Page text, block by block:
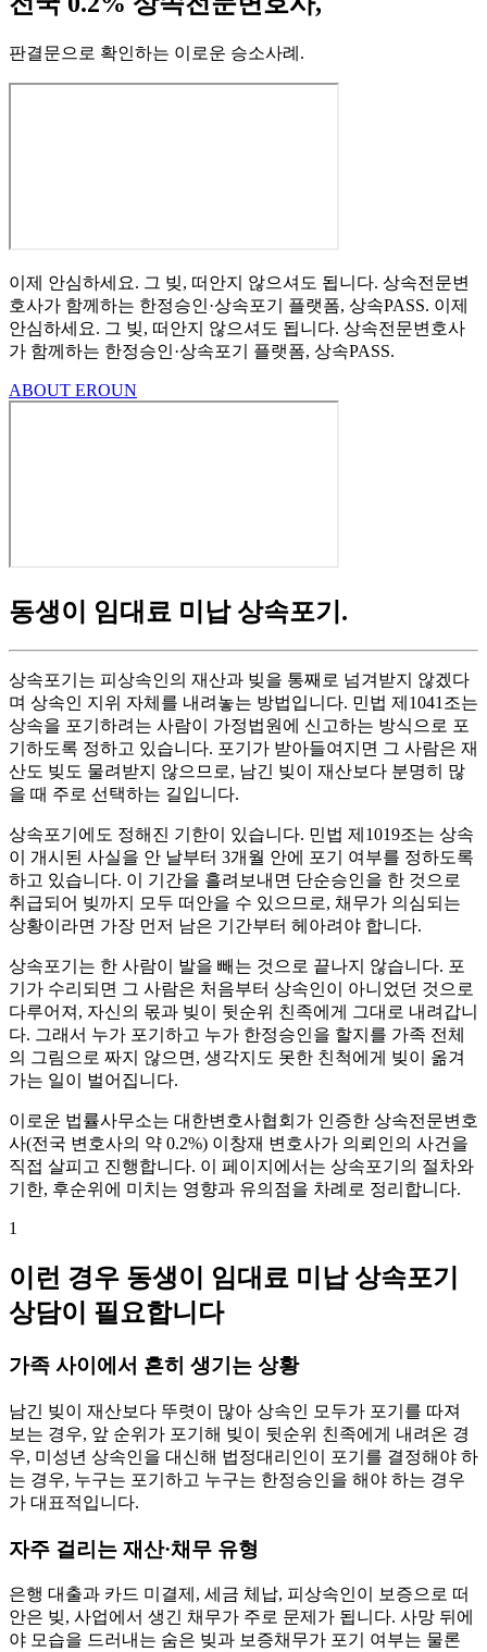
판결문으로 확인하는 이로운 승소사례 .
이제 안심하세요. 그 빚, 떠안지 않으셔도 됩니다. 상속전문변
호사가 함께하는 한정승인·상속포기 플랫폼, 상속PASS. 이제
안심하세요. 그 빚, 떠안지 않으셔도 됩니다. 상속전문변호사
가 함께하는 한정승인·상속포기 플랫폼, 상속PASS.
ABOUT EROUN
동생이 임대료 미납 상속포기 .
상속포기는 피상속인의 재산과 빚을 통째로 넘겨받지 않겠다
며 상속인 지위 자체를 내려놓는 방법입니다. 민법 제1041조는
상속을 포기하려는 사람이 가정법원에 신고하는 방식으로 포
기하도록 정하고 있습니다. 포기가 받아들여지면 그 사람은 재
산도 빚도 물려받지 않으므로, 남긴 빚이 재산보다 분명히 많
을 때 주로 선택하는 길입니다.
상속포기에도 정해진 기한이 있습니다. 민법 제1019조는 상속
이 개시된 사실을 안 날부터 3개월 안에 포기 여부를 정하도록
하고 있습니다. 이 기간을 흘려보내면 단순승인을 한 것으로
취급되어 빚까지 모두 떠안을 수 있으므로, 채무가 의심되는
상황이라면 가장 먼저 남은 기간부터 헤아려야 합니다.
상속포기는 한 사람이 발을 빼는 것으로 끝나지 않습니다. 포
기가 수리되면 그 사람은 처음부터 상속인이 아니었던 것으로
다루어져, 자신의 몫과 빚이 뒷순위 친족에게 그대로 내려갑니
다. 그래서 누가 포기하고 누가 한정승인을 할지를 가족 전체
의 그림으로 짜지 않으면, 생각지도 못한 친척에게 빚이 옮겨
가는 일이 벌어집니다.
이로운 법률사무소는 대한변호사협회가 인증한 상속전문변호
사(전국 변호사의 약 0.2%) 이창재 변호사가 의뢰인의 사건을
직접 살피고 진행합니다. 이 페이지에서는 상속포기의 절차와
기한, 후순위에 미치는 영향과 유의점을 차례로 정리합니다.
1
이런 경우 동생이 임대료 미납 상속포기
상담이 필요합니다
가족 사이에서 흔히 생기는 상황
남긴 빚이 재산보다 뚜렷이 많아 상속인 모두가 포기를 따져
보는 경우, 앞 순위가 포기해 빚이 뒷순위 친족에게 내려온 경
우, 미성년 상속인을 대신해 법정대리인이 포기를 결정해야 하
는 경우, 누구는 포기하고 누구는 한정승인을 해야 하는 경우
가 대표적입니다.
자주 걸리는 재산·채무 유형
은행 대출과 카드 미결제, 세금 체납, 피상속인이 보증으로 떠
안은 빚, 사업에서 생긴 채무가 주로 문제가 됩니다. 사망 뒤에
야 모습을 드러내는 숨은 빚과 보증채무가 포기 여부는 물론